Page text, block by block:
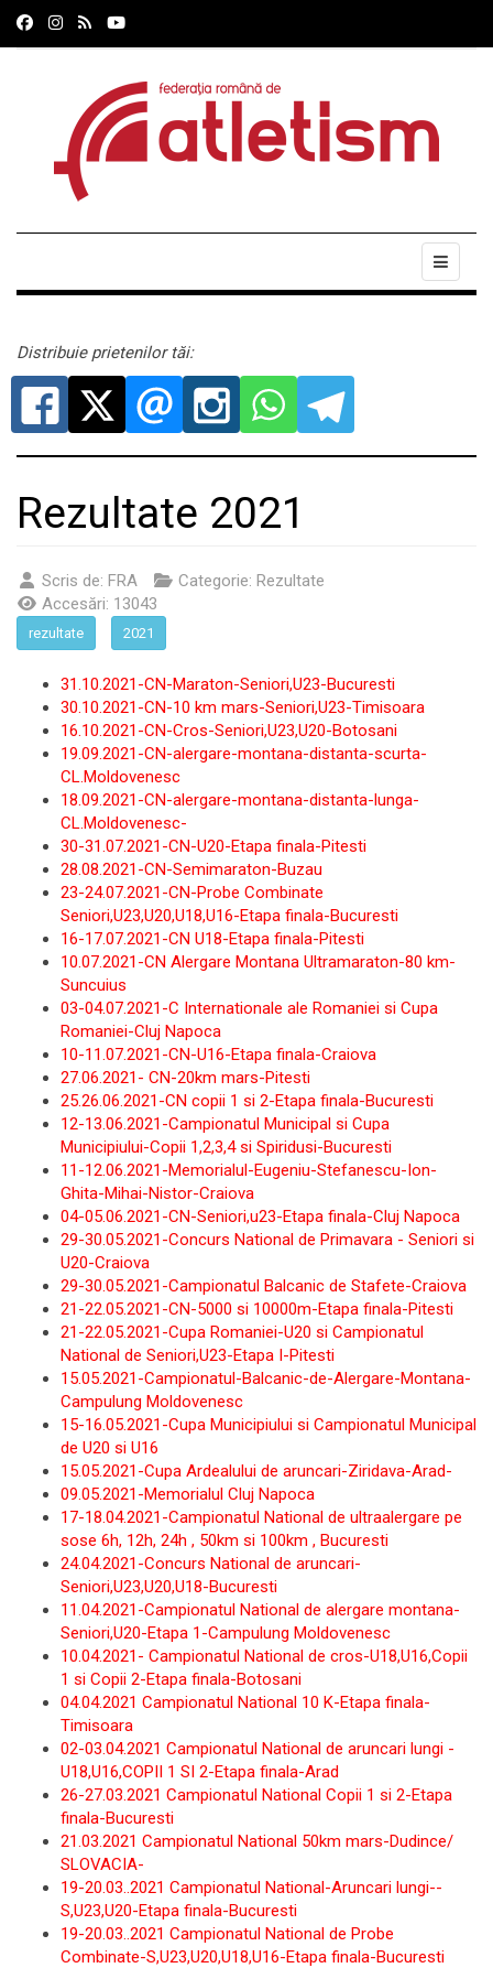
Distribuie prietenilor tăi:
Rezultate 2021
Scris de: FRA Categorie: Rezultate
Accesări: 13043
rezultate 2021
31.10.2021-CN-Maraton-Seniori,U23-Bucuresti
30.10.2021-CN-10 km mars-Seniori,U23-Timisoara
16.10.2021-CN-Cros-Seniori,U23,U20-Botosani
19.09.2021-CN-alergare-montana-distanta-scurta-
CL.Moldovenesc
18.09.2021-CN-alergare-montana-distanta-lunga-
CL.Moldovenesc-
30-31.07.2021-CN-U20-Etapa finala-Pitesti
28.08.2021-CN-Semimaraton-Buzau
23-24.07.2021-CN-Probe Combinate
Seniori,U23,U20,U18,U16-Etapa finala-Bucuresti
16-17.07.2021-CN U18-Etapa finala-Pitesti
10.07.2021-CN Alergare Montana Ultramaraton-80 km-
Suncuius
03-04.07.2021-C Internationale ale Romaniei si Cupa
Romaniei-Cluj Napoca
10-11.07.2021-CN-U16-Etapa finala-Craiova
27.06.2021- CN-20km mars-Pitesti
25.26.06.2021-CN copii 1 si 2-Etapa finala-Bucuresti
12-13.06.2021-Campionatul Municipal si Cupa
Municipiului-Copii 1,2,3,4 si Spiridusi-Bucuresti
11-12.06.2021-Memorialul-Eugeniu-Stefanescu-Ion-
Ghita-Mihai-Nistor-Craiova
04-05.06.2021-CN-Seniori,u23-Etapa finala-Cluj Napoca
29-30.05.2021-Concurs National de Primavara - Seniori si
U20-Craiova
29-30.05.2021-Campionatul Balcanic de Stafete-Craiova
21-22.05.2021-CN-5000 si 10000m-Etapa finala-Pitesti
21-22.05.2021-Cupa Romaniei-U20 si Campionatul
National de Seniori,U23-Etapa I-Pitesti
15.05.2021-Campionatul-Balcanic-de-Alergare-Montana-
Campulung Moldovenesc
15-16.05.2021-Cupa Municipiului si Campionatul Municipal
de U20 si U16
15.05.2021-Cupa Ardealului de aruncari-Ziridava-Arad-
09.05.2021-Memorialul Cluj Napoca
17-18.04.2021-Campionatul National de ultraalergare pe
sose 6h, 12h, 24h , 50km si 100km , Bucuresti
24.04.2021-Concurs National de aruncari-
Seniori,U23,U20,U18-Bucuresti
11.04.2021-Campionatul National de alergare montana-
Seniori,U20-Etapa 1-Campulung Moldovenesc
10.04.2021- Campionatul National de cros-U18,U16,Copii
1 si Copii 2-Etapa finala-Botosani
04.04.2021 Campionatul National 10 K-Etapa finala-
Timisoara
02-03.04.2021 Campionatul National de aruncari lungi -
U18,U16,COPII 1 SI 2-Etapa finala-Arad
26-27.03.2021 Campionatul National Copii 1 si 2-Etapa
finala-Bucuresti
21.03.2021 Campionatul National 50km mars-Dudince/
SLOVACIA-
19-20.03..2021 Campionatul National-Aruncari lungi--
S,U23,U20-Etapa finala-Bucuresti
19-20.03..2021 Campionatul National de Probe
Combinate-S,U23,U20,U18,U16-Etapa finala-Bucuresti